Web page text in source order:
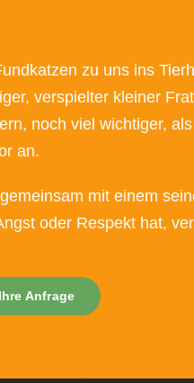
zu uns ins
verspielter kleiner
noch viel wichtiger,
an.
mit einem
oder Respekt hat,
Anfrage